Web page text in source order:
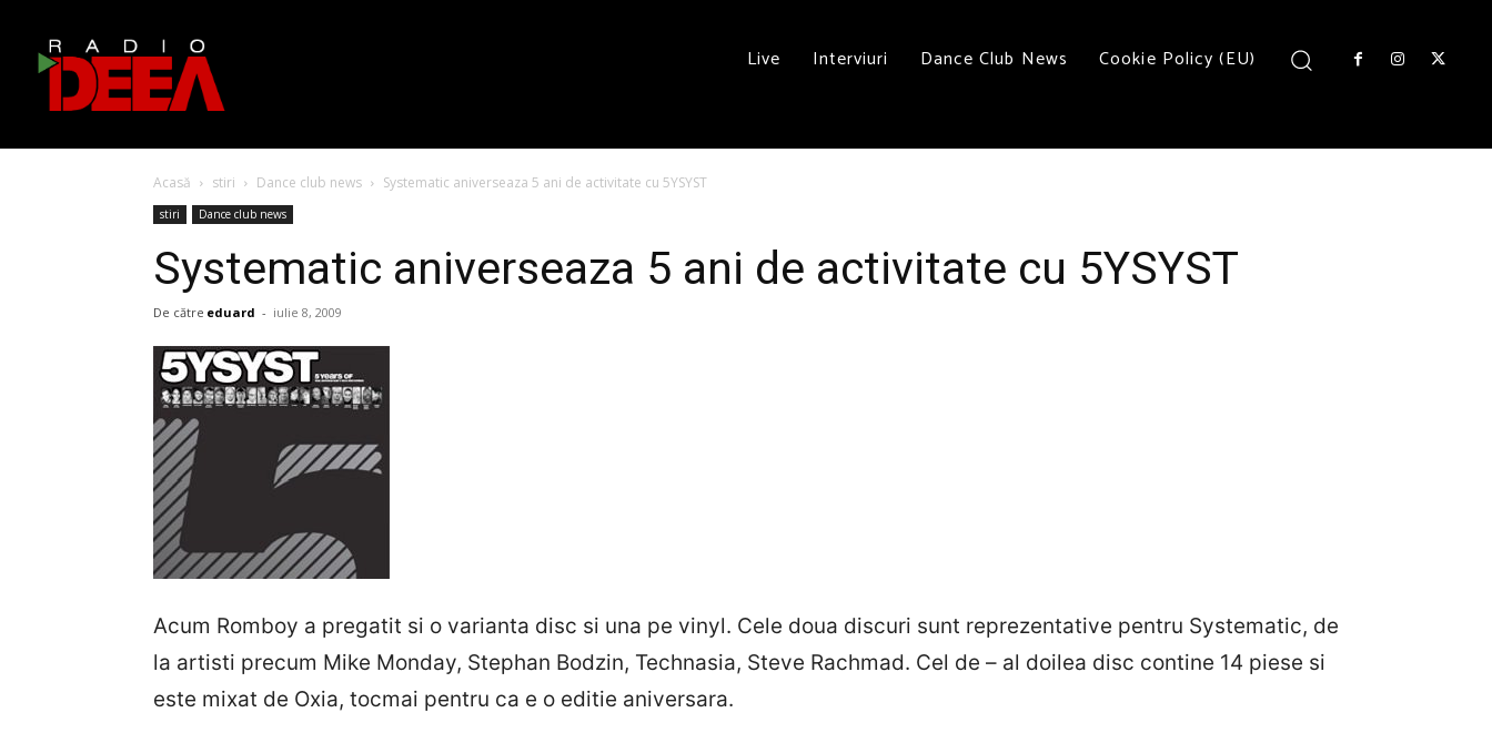
Live Interviuri Dance Club News Cookie Policy (EU)
Acasă stiri Dance club news Systematic aniverseaza 5 ani de activitate cu 5YSYST
stiri Dance club news
Systematic aniverseaza 5 ani de activitate cu 5YSYST
De către eduard - iulie 8, 2009
Acum Romboy a pregatit si o varianta disc si una pe vinyl. Cele doua discuri sunt reprezentative pentru Systematic, de
la artisti precum Mike Monday, Stephan Bodzin, Technasia, Steve Rachmad. Cel de – al doilea disc contine 14 piese si
este mixat de Oxia, tocmai pentru ca e o editie aniversara.